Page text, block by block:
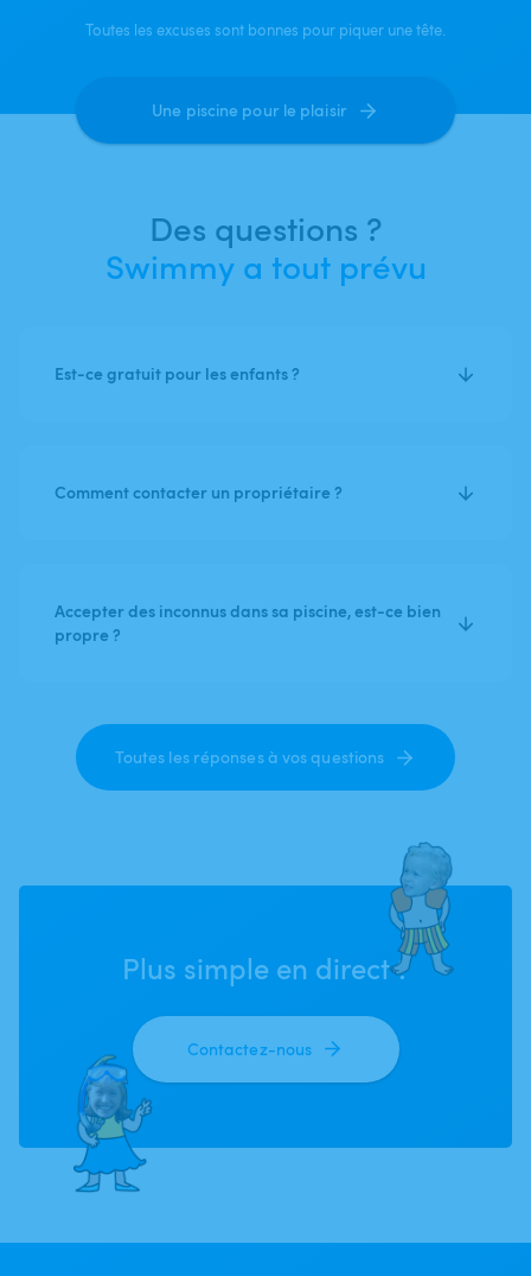
Toutes les excuses sont bonnes pour piquer une tête.
Une piscine pour le plaisir
Des questions ?
Swimmy a tout prévu
Est-ce gratuit pour les enfants ?
Comment contacter un propriétaire ?
Accepter des inconnus dans sa piscine, est-ce bien
propre ?
Toutes les réponses à vos questions
Plus simple en direct ?
Contactez-nous